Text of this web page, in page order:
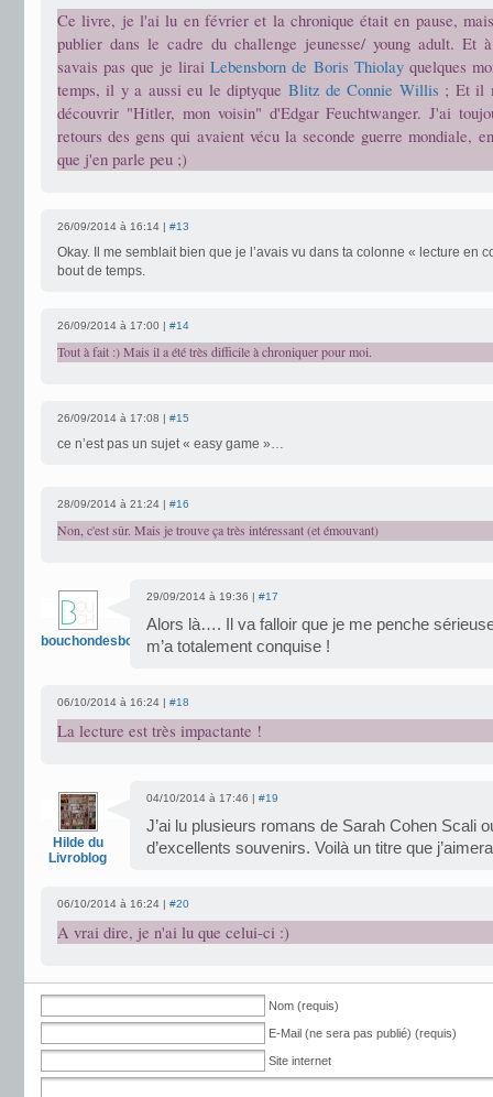
Ce livre, je l'ai lu en février et la chronique était en pause,
publier dans le cadre du challenge jeunesse/ young adult. Et
savais pas que je liraiLebensborn de Boris Thiolayquelques
temps, il y a aussi eu le diptyque Blitz de Connie Willis ; Et il
découvrir "Hitler, mon voisin" d'Edgar Feuchtwanger. J'ai
retours des gens qui avaient vécu la seconde guerre mondiale,
que j'en parle peu ;)
26/09/2014 à 16:14 | #13
Okay. Il me semblait bien que je l’avais vu dans ta colonne « lecture en
bout de temps.
26/09/2014 à 17:00 | #14
Tout à fait :) Mais il a été très difficile à chroniquer pour moi.
26/09/2014 à 17:08 | #15
ce n’est pas un sujet « easy game »…
28/09/2014 à 21:24 | #16
Non, c'est sûr. Mais je trouve ça très intéressant (et émouvant)
bouchondesbois
29/09/2014 à 19:36 | #17
Alors là…. Il va falloir que je me penche
m’a totalement conquise !
06/10/2014 à 16:24 | #18
La lecture est très impactante !
Hilde du
Livroblog
04/10/2014 à 17:46 | #19
J’ai lu plusieurs romans de Sarah Cohen Scali
d’excellents souvenirs. Voilà un titre que
06/10/2014 à 16:24 | #20
A vrai dire, je n'ai lu que celui-ci :)
Nom (requis)
E-Mail (ne sera pas publié) (requis)
Site internet